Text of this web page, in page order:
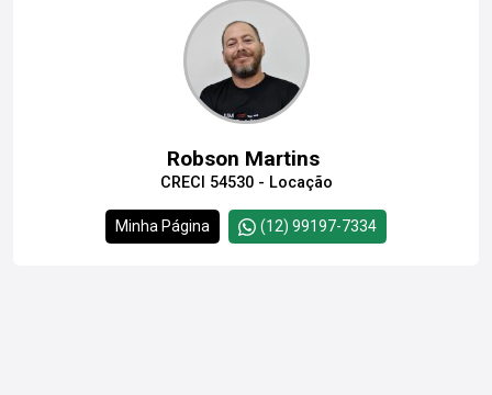
Robson Martins
CRECI 54530 - Locação
Minha Página (12) 99197-7334